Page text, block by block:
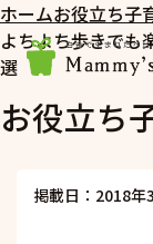
ホームお役立ち子
よちよち歩きでも
選
お役立ち
掲載日：2018年